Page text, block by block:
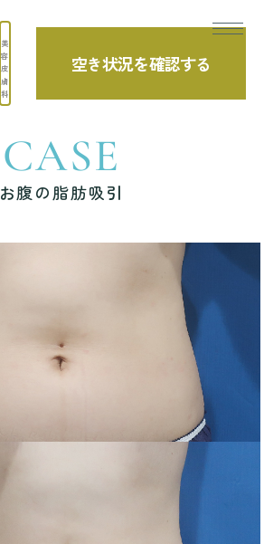
美
容
皮
膚
科
空き状況を確認する
お腹の脂肪吸引
CASE
お腹の脂肪吸引